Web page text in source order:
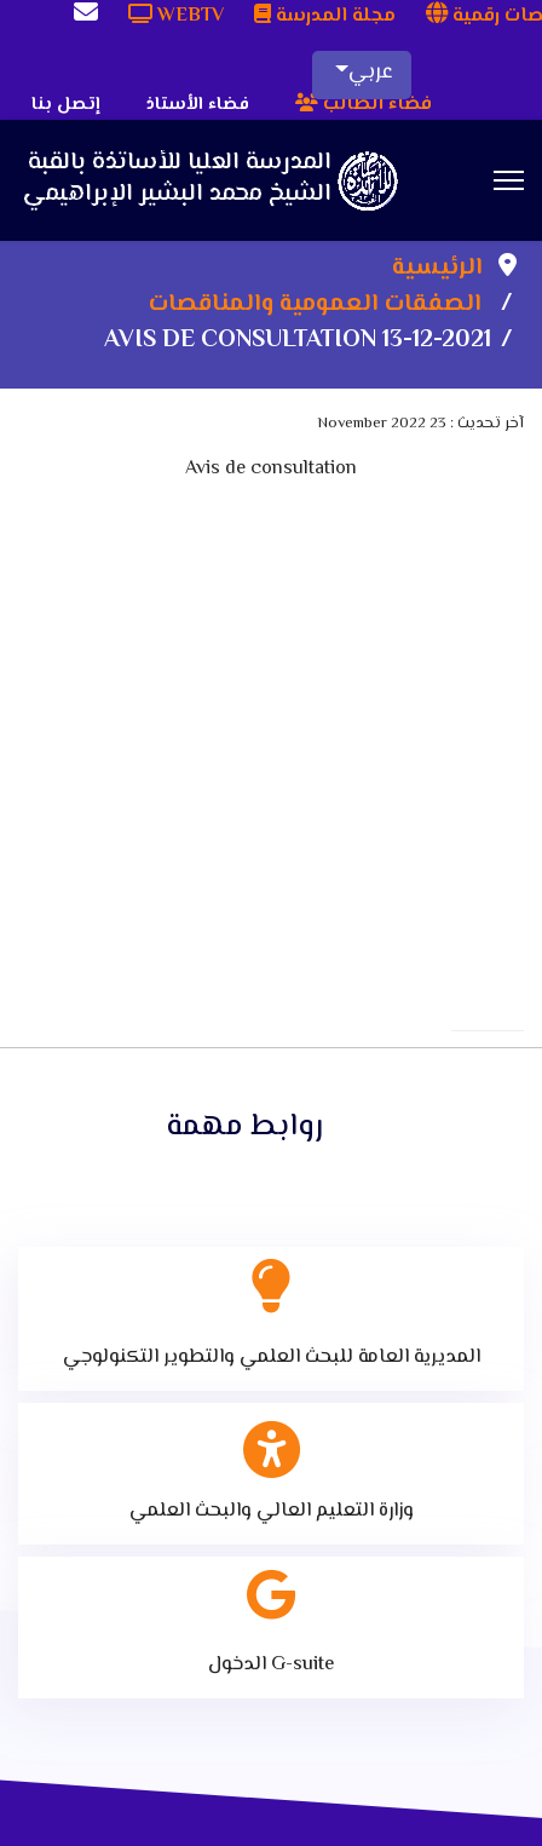
رقمية مجلة المدرسة WEBTV
عربي
إتصل بنا فضاء الأستاذ فضاء الطالب
الرئيسية
الصفقات العمومية والمناقصات
AVIS DE CONSULTATION 13-12-2021
آخر تحديث : 23 November 2022
Avis de consultation
روابط مهمة
المديرية العامة للبحث العلمي والتطوير التكنولوجي
وزارة التعليم العالي والبحث العلمي
الدخول G-suite